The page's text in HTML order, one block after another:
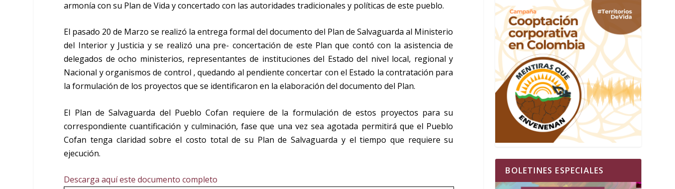
armonía con su Plan de Vida y concertado con las autoridades tradicionales y políticas de este pueblo.
El pasado 20 de Marzo se realizó la entrega formal del documento del Plan de Salvaguarda al Ministerio
del Interior y Justicia y se realizó una pre- concertación de este Plan que contó con la asistencia de
delegados de ocho ministerios, representantes de instituciones del Estado del nivel local, regional y
Nacional y organismos de control , quedando al pendiente concertar con el Estado la contratación para
la formulación de los proyectos que se identificaron en la elaboración del documento del Plan.
El Plan de Salvaguarda del Pueblo Cofan requiere de la formulación de estos proyectos para su
correspondiente cuantificación y culminación, fase que una vez sea agotada permitirá que el Pueblo
Cofan tenga claridad sobre el costo total de su Plan de Salvaguarda y el tiempo que requiere su
ejecución.
Descarga aquí este documento completo
BOLETINES ESPECIALES